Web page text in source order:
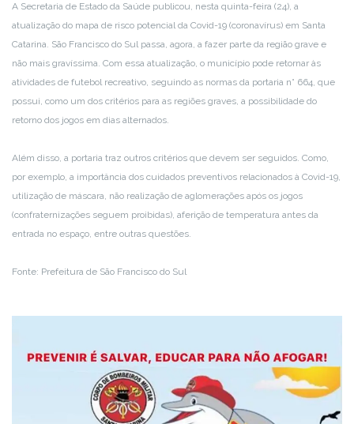
A Secretaria de Estado da Saúde publicou, nesta quinta-feira (24), a
atualização do mapa de risco potencial da Covid-19 (coronavírus) em Santa
Catarina. São Francisco do Sul passa, agora, a fazer parte da região grave e
não mais gravíssima. Com essa atualização, o município pode retornar às
atividades de futebol recreativo, seguindo as normas da portaria n° 664, que
possui, como um dos critérios para as regiões graves, a possibilidade do
retorno dos jogos em dias alternados.
Além disso, a portaria traz outros critérios que devem ser seguidos. Como,
por exemplo, a importância dos cuidados preventivos relacionados à Covid-19,
utilização de máscara, não realização de aglomerações após os jogos
(confraternizações seguem proibidas), aferição de temperatura antes da
entrada no espaço, entre outras questões.
Fonte: Prefeitura de São Francisco do Sul